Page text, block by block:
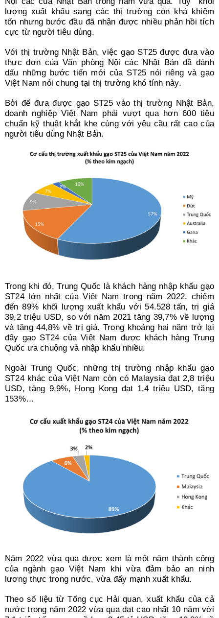
lượng xuất khẩu sang các thị trường còn khá khiêm
tốn nhưng bước đầu đã nhận được nhiều phản hồi tích
cực từ người tiêu dùng.
Với thị trường Nhật Bản, việc gạo ST25 được đưa vào
thực đơn của Văn phòng Nội các Nhật Bản đã đánh
dấu những bước tiến mới của ST25 nói riêng và gạo
Việt Nam nói chung tại thị trường khó tính này.
Bởi để đưa được gạo ST25 vào thị trường Nhật Bản,
doanh nghiệp Việt Nam phải vượt qua hơn 600 tiêu
chuẩn kỹ thuật khắt khe cùng với yêu cầu rất cao của
người tiêu dùng Nhật Bản.
Trong khi đó, Trung Quốc là khách hàng nhập khẩu gạo
ST24 lớn nhất của Việt Nam trong năm 2022, chiếm
đến 89% khối lượng xuất khẩu với 54.528 tấn, trị giá
39,2 triệu USD, so với năm 2021 tăng 39,7% về lượng
và tăng 44,8% về trị giá. Trong khoảng hai năm trở lại
đây gạo ST24 của Việt Nam được khách hàng Trung
Quốc ưa chuộng và nhập khẩu nhiều.
Ngoài Trung Quốc, những thị trường nhập khẩu gạo
ST24 khác của Việt Nam còn có Malaysia đạt 2,8 triệu
USD, tăng 9,9%, Hong Kong đạt 1,4 triệu USD, tăng
153%…
Năm 2022 vừa qua được xem là một năm thành công
của ngành gạo Việt Nam khi vừa đảm bảo an ninh
lương thực trong nước, vừa đẩy mạnh xuất khẩu.
Theo số liệu từ Tổng cục Hải quan, xuất khẩu của cả
nước trong năm 2022 vừa qua đạt cao nhất 10 năm với